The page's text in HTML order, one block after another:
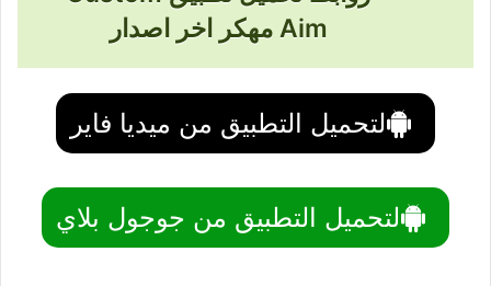
Aim مهكر اخر اصدار
لتحميل التطبيق من ميديا فاير
لتحميل التطبيق من جوجول بلاي